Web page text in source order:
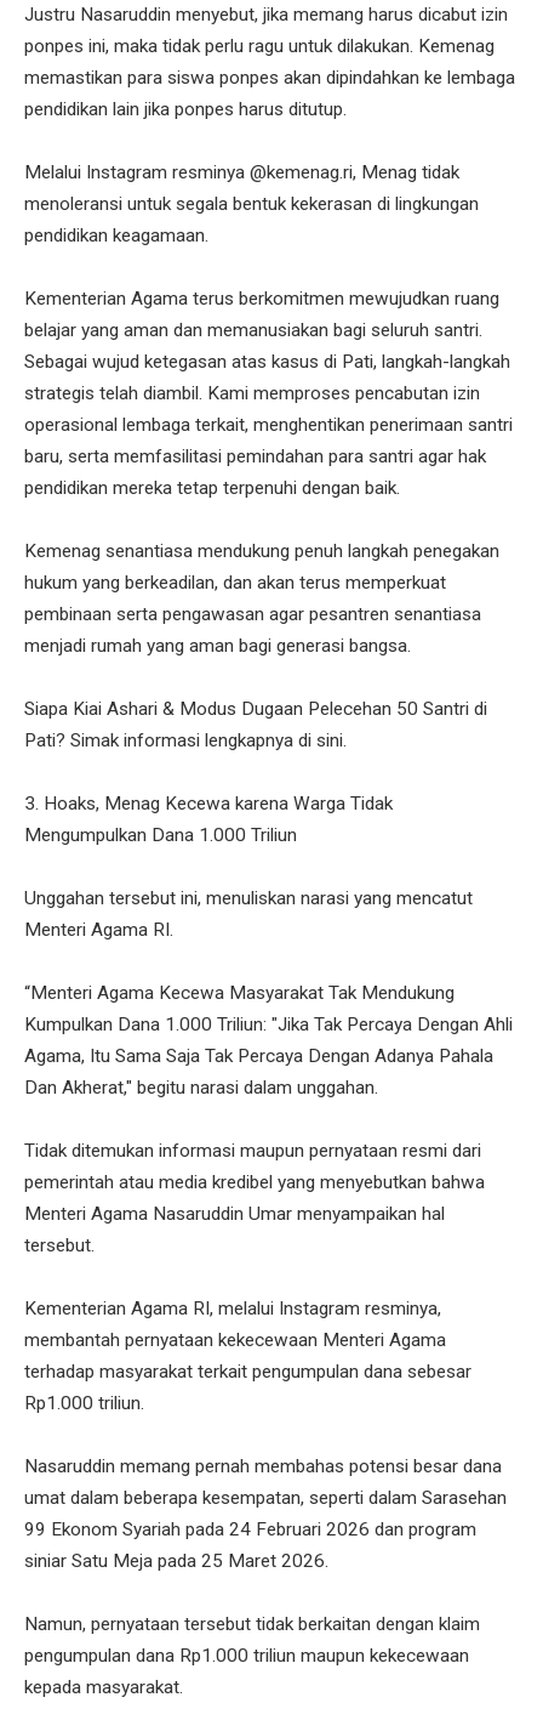
Justru Nasaruddin menyebut, jika memang harus dicabut izin
ponpes ini, maka tidak perlu ragu untuk dilakukan. Kemenag
memastikan para siswa ponpes akan dipindahkan ke lembaga
pendidikan lain jika ponpes harus ditutup.
Melalui Instagram resminya @kemenag.ri, Menag tidak
menoleransi untuk segala bentuk kekerasan di lingkungan
pendidikan keagamaan.
Kementerian Agama terus berkomitmen mewujudkan ruang
belajar yang aman dan memanusiakan bagi seluruh santri.
Sebagai wujud ketegasan atas kasus di Pati, langkah-langkah
strategis telah diambil. Kami memproses pencabutan izin
operasional lembaga terkait, menghentikan penerimaan santri
baru, serta memfasilitasi pemindahan para santri agar hak
pendidikan mereka tetap terpenuhi dengan baik.
Kemenag senantiasa mendukung penuh langkah penegakan
hukum yang berkeadilan, dan akan terus memperkuat
pembinaan serta pengawasan agar pesantren senantiasa
menjadi rumah yang aman bagi generasi bangsa.
Siapa Kiai Ashari & Modus Dugaan Pelecehan 50 Santri di
Pati? Simak informasi lengkapnya di sini.
3. Hoaks, Menag Kecewa karena Warga Tidak
Mengumpulkan Dana 1.000 Triliun
Unggahan tersebut ini, menuliskan narasi yang mencatut
Menteri Agama RI.
“Menteri Agama Kecewa Masyarakat Tak Mendukung
Kumpulkan Dana 1.000 Triliun: "Jika Tak Percaya Dengan Ahli
Agama, Itu Sama Saja Tak Percaya Dengan Adanya Pahala
Dan Akherat," begitu narasi dalam unggahan.
Tidak ditemukan informasi maupun pernyataan resmi dari
pemerintah atau media kredibel yang menyebutkan bahwa
Menteri Agama Nasaruddin Umar menyampaikan hal
tersebut.
Kementerian Agama RI, melalui Instagram resminya,
membantah pernyataan kekecewaan Menteri Agama
terhadap masyarakat terkait pengumpulan dana sebesar
Rp1.000 triliun.
Nasaruddin memang pernah membahas potensi besar dana
umat dalam beberapa kesempatan, seperti dalam Sarasehan
99 Ekonom Syariah pada 24 Februari 2026 dan program
siniar Satu Meja pada 25 Maret 2026.
Namun, pernyataan tersebut tidak berkaitan dengan klaim
pengumpulan dana Rp1.000 triliun maupun kekecewaan
kepada masyarakat.